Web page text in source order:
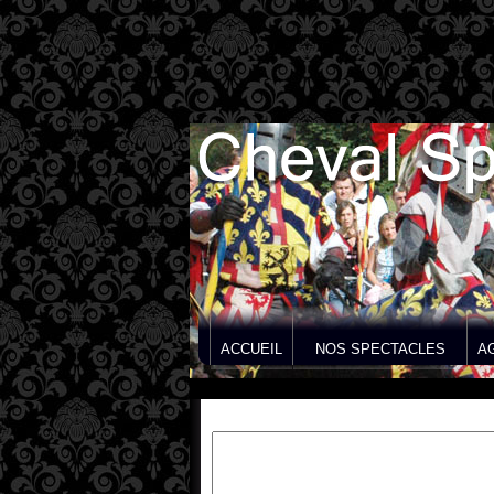
ACCUEIL NOS SPECTACLES